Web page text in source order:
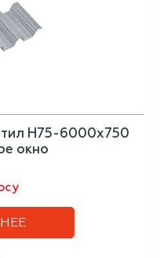
Н75-6000х750
окно